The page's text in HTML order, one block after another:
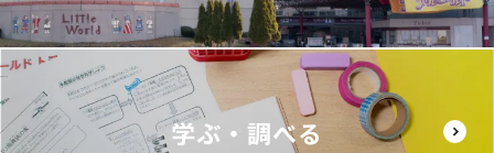
学ぶ・調べる